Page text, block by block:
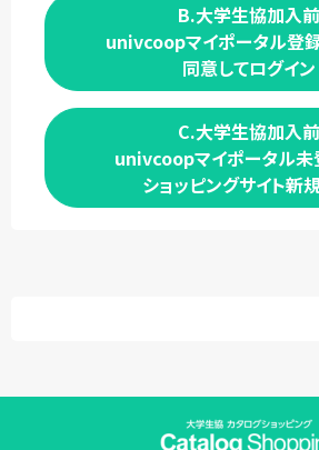
B.大学生協加入前
univcoopマイポータル登
同意してログイン
C.大学生協加入前
univcoopマイポータル未
ショッピングサイト新